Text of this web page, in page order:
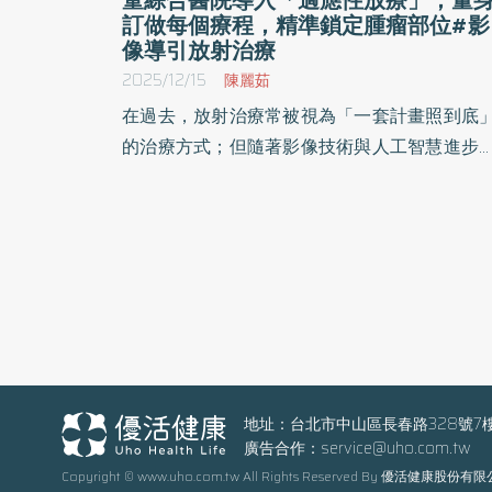
訂做每個療程，精準鎖定腫瘤部位#影
像導引放射治療
2025/12/15 陳麗茹
在過去，放射治療常被視為「一套計畫照到底」
的治療方式；但隨著影像技術與人工智慧進步，
醫師說明，早期放射治療多依靠體表記號定位
精準度有限。以頭頸癌病人為例，腫瘤位置深(
瘤外形複雜)、周圍器官密集，若無法正確掌握深
度與範圍，就容易出現口乾、味覺喪失等副
地址：台北市中山區長春路328號7
廣告合作： service@uho.com.tw
Copyright © www.uho.com.tw All Rights Reserved By 優活健康股份有限